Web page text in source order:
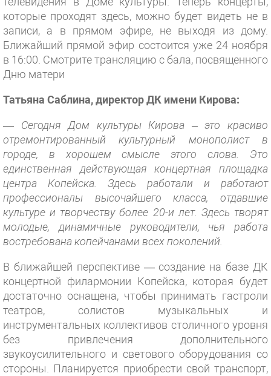
которые проходят здесь, можно будет видеть не в
записи, а в прямом эфире, не выходя из дому.
Ближайший прямой эфир состоится уже 24 ноября
в 16:00. Смотрите трансляцию с бала, посвященного
Дню матери
Татьяна Саблина,директор ДК имени Кирова:
— Сегодня Дом культуры Кирова – это красиво
отремонтированный культурный монополист в
городе, в хорошем смысле этого слова. Это
единственная действующая концертная площадка
центра Копейска. Здесь работали и работают
профессионалы высочайшего класса, отдавшие
культуре и творчеству более 20-и лет. Здесь творят
молодые, динамичные руководители, чья работа
востребована копейчанами всех поколений.
В ближайшей перспективе — создание на базе ДК
концертной филармонии Копейска, которая будет
достаточно оснащена, чтобы принимать гастроли
театров, солистов музыкальных и
инструментальных коллективов столичного уровня
без привлечения дополнительного
звукоусилительного и светового оборудования со
стороны. Планируется приобрести свой транспорт,